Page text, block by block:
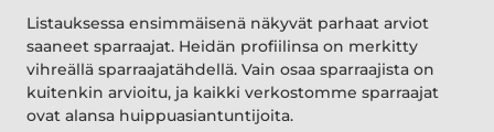
Listauksessa ensimmäisenä näkyvät parhaat arviot
saaneet sparraajat. Heidän profiilinsa on merkitty
vihreällä sparraajatähdellä. Vain osaa sparraajista on
kuitenkin arvioitu, ja kaikki verkostomme sparraajat
ovat alansa huippuasiantuntijoita.